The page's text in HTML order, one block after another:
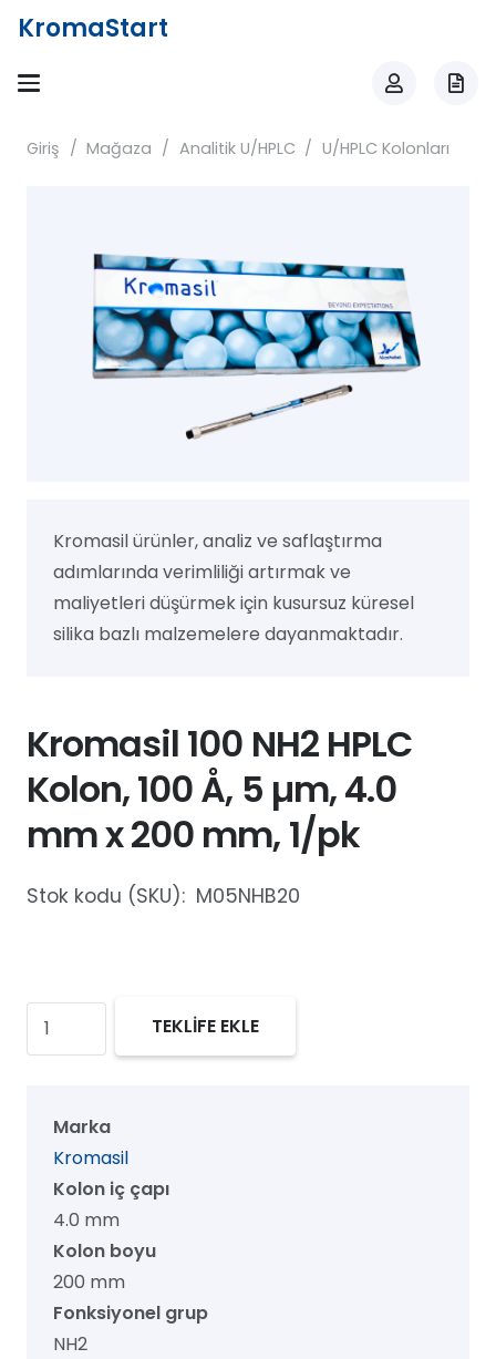
KromaStart
Giriş / Mağaza / Analitik U/HPLC / U/HPLC Kolonları
Kromasil ürünler, analiz ve saflaştırma
adımlarında verimliliği artırmak ve
maliyetleri düşürmek için kusursuz küresel
silika bazlı malzemelere dayanmaktadır.
Kromasil 100 NH2 HPLC
Kolon, 100 Å, 5 µm, 4.0
mm x 200 mm, 1/pk
Stok kodu (SKU): M05NHB20
Kromasil
100
Kolon,
µm,
mm
TEKLİFE EKLE
Marka
Kromasil
Kolon iç çapı
4.0 mm
Kolon boyu
200 mm
Fonksiyonel grup
NH2